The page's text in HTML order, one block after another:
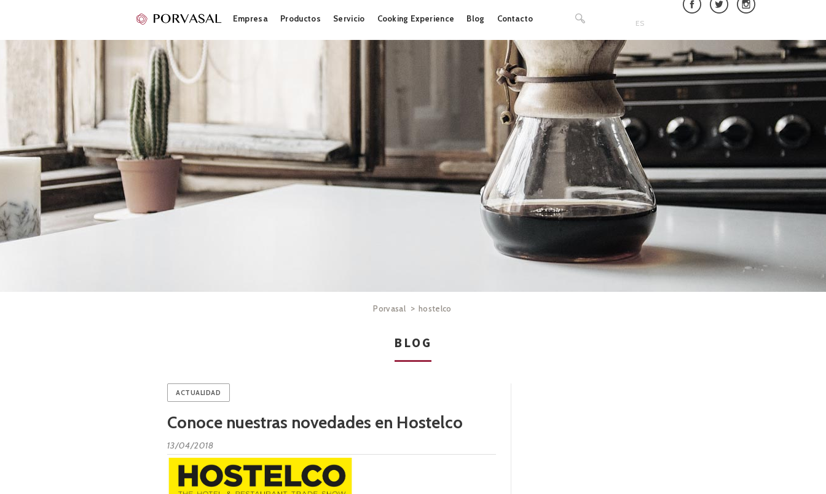
to
Empresa Productos Servicio Cooking Experience Blog Contacto ES
Porvasal > hostelco
BLOG
ACTUALIDAD
Conoce nuestras novedades en Hostelco
13/04/2018